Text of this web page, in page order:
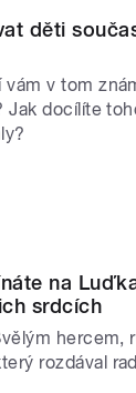
děti
v tom
Jak docílíte
na
srdcích
hercem,
rozdával